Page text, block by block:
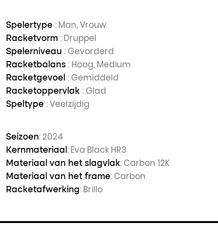
Spelertype : Man, Vrouw
Racketvorm : Druppel
Spelerniveau : Gevorderd
Racketbalans : Hoog, Medium
Racketgevoel : Gemiddeld
Racketoppervlak : Glad
Speltype : Veelzijdig
Seizoen: 2024
Kernmateriaal : Eva Black HR3
Materiaal van het slagvlak: Carbon 12K
Materiaal van het frame: Carbon
Racketafwerking: Brillo